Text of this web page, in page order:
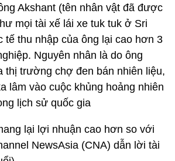
Akshant (tên nhân vật đã được
mọi tài xế lái xe tuk tuk ở Sri
tế thu nhập của ông lại cao hơn 3
Nguyên nhân là do ông
thị trường chợ đen bán nhiên liệu,
lâm vào cuộc khủng hoảng nhiên
lịch sử quốc gia
lại lợi nhuận cao hơn so với
NewsAsia (CNA) dẫn lời tài